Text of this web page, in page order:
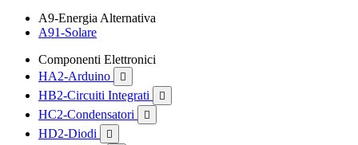
A9-Energia Alternativa
A91-Solare
Componenti Elettronici
HA2-Arduino

HB2-Circuiti Integrati 
HC2-Condensatori 
HD2-Diodi 